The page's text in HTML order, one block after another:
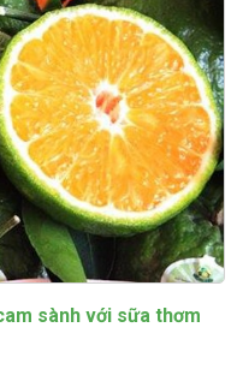
sành với sữa thơm